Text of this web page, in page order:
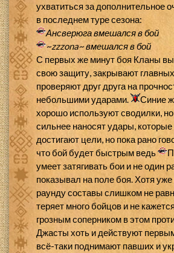
ухватиться за дополнительное
в последнем туре сезона:
Ансверюгавмешался в бой
~zzzona~вмешался в бой
С первых же минут боя Кланы
свою защиту, закрывают
проверяют друг друга на
небольшими ударами.
Синие
хорошо используют сводилки, но
сильнее наносят удары,
достигают цели, но пока рано
что бой будет быстрым ведь
умеет затягивать бои и не один
показывал на поле боя. Хотя
раунду составы слишком не
теряет много бойцов и не
грозным соперником в этом
Джасты хоть и действуют
всё-таки поднимают павших и